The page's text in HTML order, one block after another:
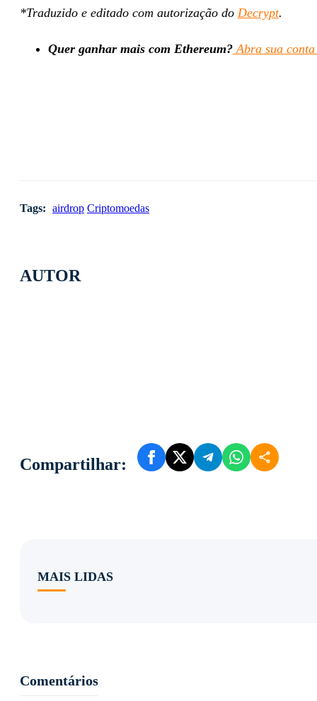
AUTOR
Compartilhar:
*Traduzido e editado com autorização do Decrypt.
Quer ganhar mais com Ethereum? Abra sua
Tags: airdrop Criptomoedas
MAIS LIDAS
Comentários